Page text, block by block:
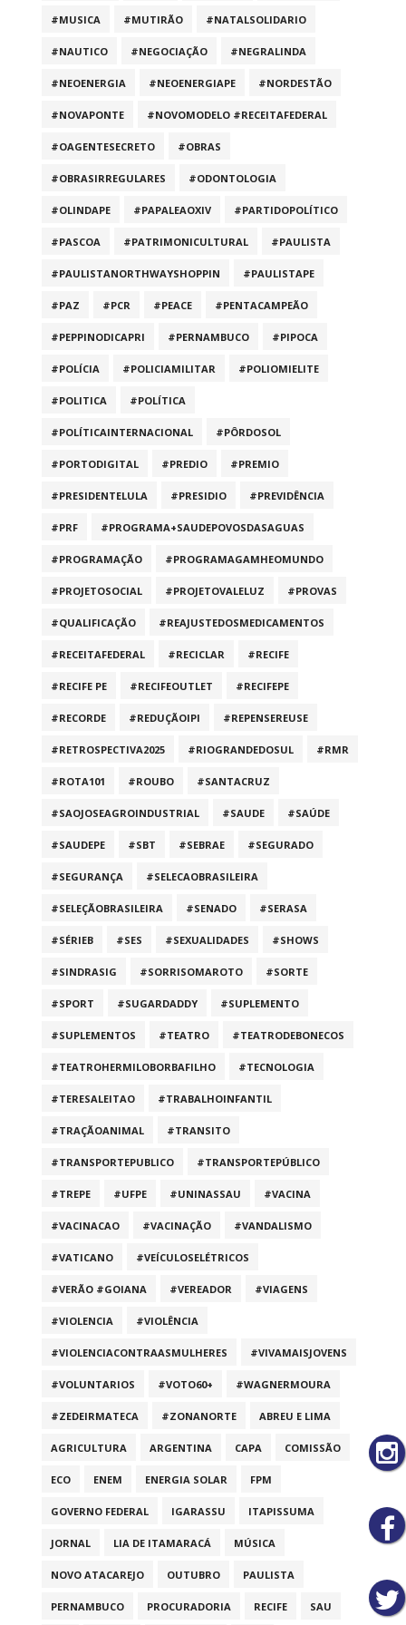
#MUSICA #MUTIRÃO #NATALSOLIDARIO
#NAUTICO #NEGOCIAÇÃO #NEGRALINDA
#NEOENERGIA #NEOENERGIAPE #NORDESTÃO
#NOVAPONTE #NOVOMODELO #RECEITAFEDERAL
#OAGENTESECRETO #OBRAS
#OBRASIRREGULARES #ODONTOLOGIA
#OLINDAPE #PAPALEAOXIV #PARTIDOPOLÍTICO
#PASCOA #PATRIMONICULTURAL #PAULISTA
#PAULISTANORTHWAYSHOPPIN #PAULISTAPE
#PAZ #PCR #PEACE #PENTACAMPEÃO
#PEPPINODICAPRI #PERNAMBUCO #PIPOCA
#POLÍCIA #POLICIAMILITAR #POLIOMIELITE
#POLITICA #POLÍTICA
#POLÍTICAINTERNACIONAL #PÔRDOSOL
#PORTODIGITAL #PREDIO #PREMIO
#PRESIDENTELULA #PRESIDIO #PREVIDÊNCIA
#PRF #PROGRAMA+SAUDEPOVOSDASAGUAS
#PROGRAMAÇÃO #PROGRAMAGAMHEOMUNDO
#PROJETOSOCIAL #PROJETOVALELUZ #PROVAS
#QUALIFICAÇÃO #REAJUSTEDOSMEDICAMENTOS
#RECEITAFEDERAL #RECICLAR #RECIFE
#RECIFE PE #RECIFEOUTLET #RECIFEPE
#RECORDE #REDUÇÃOIPI #REPENSEREUSE
#RETROSPECTIVA2025 #RIOGRANDEDOSUL #RMR
#ROTA101 #ROUBO #SANTACRUZ
#SAOJOSEAGROINDUSTRIAL #SAUDE #SAÚDE
#SAUDEPE #SBT #SEBRAE #SEGURADO
#SEGURANÇA #SELECAOBRASILEIRA
#SELEÇÃOBRASILEIRA #SENADO #SERASA
#SÉRIEB #SES #SEXUALIDADES #SHOWS
#SINDRASIG #SORRISOMAROTO #SORTE
#SPORT #SUGARDADDY #SUPLEMENTO
#SUPLEMENTOS #TEATRO #TEATRODEBONECOS
#TEATROHERMILOBORBAFILHO #TECNOLOGIA
#TERESALEITAO #TRABALHOINFANTIL
#TRAÇÃOANIMAL #TRANSITO
#TRANSPORTEPUBLICO #TRANSPORTEPÚBLICO
#TREPE #UFPE #UNINASSAU #VACINA
#VACINACAO #VACINAÇÃO #VANDALISMO
#VATICANO #VEÍCULOSELÉTRICOS
#VERÃO #GOIANA #VEREADOR #VIAGENS
#VIOLENCIA #VIOLÊNCIA
#VIOLENCIACONTRAASMULHERES #VIVAMAISJOVENS
#VOLUNTARIOS #VOTO60+ #WAGNERMOURA
#ZEDEIRMATECA #ZONANORTE ABREU E LIMA
AGRICULTURA ARGENTINA CAPA COMISSÃO
ECO ENEM ENERGIA SOLAR FPM
GOVERNO FEDERAL IGARASSU ITAPISSUMA
JORNAL LIA DE ITAMARACÁ MÚSICA
NOVO ATACAREJO OUTUBRO PAULISTA
PERNAMBUCO PROCURADORIA RECIFE SAU